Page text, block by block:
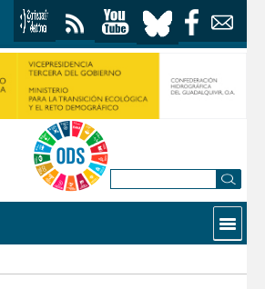
Contactar